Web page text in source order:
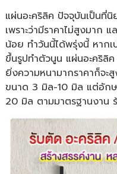
แผ่นอะคริลิค ปัจจุบันเป็นที่นิ
เพราะว่ามีราคาไม่สูงมาก
น้อย ทำวันนี้ได้พรุ่งนี้ หาก
ขึ้นรูปทำตัวนูน แผ่นอะคริลิ
ยิ่งความหนามากราคาก็จะ
ขนาด 3 มิล-10 มิล แต่อัก
20 มิล ตามมาตรฐานงาน